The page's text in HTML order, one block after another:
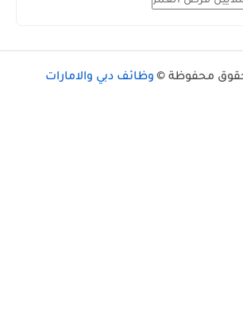
محفوظة © وظائف دبي والامارات